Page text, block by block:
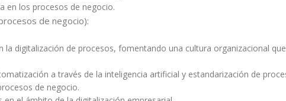
en los procesos de negocio.
de negocio):
digitalización de procesos, fomentando una cultura organizacional
a través de la inteligencia artificial y estandarización de
de negocio.